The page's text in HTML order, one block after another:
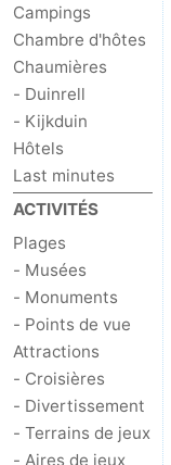
Campings
Chambre d'hôtes
Chaumières
- Duinrell
- Kijkduin
Hôtels
Last minutes
ACTIVITÉS
Plages
- Musées
- Monuments
- Points de vue
Attractions
- Croisières
- Divertissement
- Terrains de jeux
- Aires de jeux